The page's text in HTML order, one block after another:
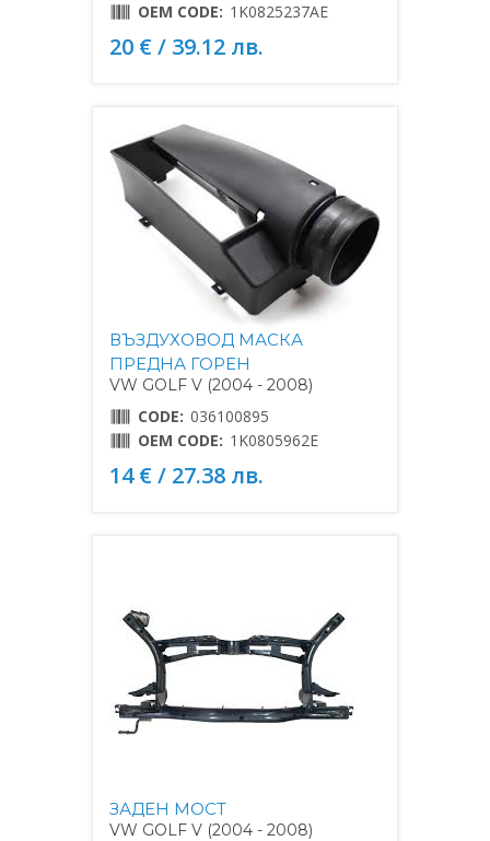
OEM CODE: 1K0825237AE
20 € / 39.12 лв.
ВЪЗДУХОВОД МАСКА
ПРЕДНА ГОРЕН
VW GOLF V (2004 - 2008)
CODE: 036100895
OEM CODE: 1K0805962E
14 € / 27.38 лв.
ЗАДЕН МОСТ
VW GOLF V (2004 - 2008)